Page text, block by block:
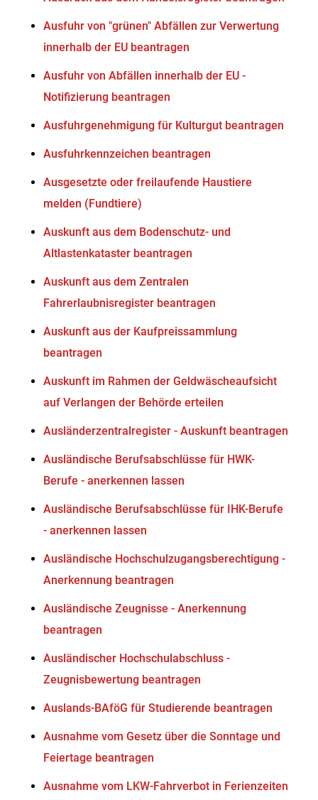
Ausfuhr von "grünen" Abfällen zur Verwertung
innerhalb der EU beantragen
Ausfuhr von Abfällen innerhalb der EU -
Notifizierung beantragen
Ausfuhrgenehmigung für Kulturgut beantragen
Ausfuhrkennzeichen beantragen
Ausgesetzte oder freilaufende Haustiere
melden (Fundtiere)
Auskunft aus dem Bodenschutz- und
Altlastenkataster beantragen
Auskunft aus dem Zentralen
Fahrerlaubnisregister beantragen
Auskunft aus der Kaufpreissammlung
beantragen
Auskunft im Rahmen der Geldwäscheaufsicht
auf Verlangen der Behörde erteilen
Ausländerzentralregister - Auskunft beantragen
Ausländische Berufsabschlüsse für HWK-
Berufe - anerkennen lassen
Ausländische Berufsabschlüsse für IHK-Berufe
- anerkennen lassen
Ausländische Hochschulzugangsberechtigung -
Anerkennung beantragen
Ausländische Zeugnisse - Anerkennung
beantragen
Ausländischer Hochschulabschluss -
Zeugnisbewertung beantragen
Auslands-BAföG für Studierende beantragen
Ausnahme vom Gesetz über die Sonntage und
Feiertage beantragen
Ausnahme vom LKW-Fahrverbot in Ferienzeiten